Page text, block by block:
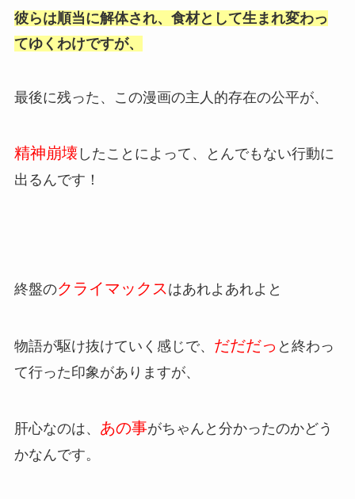
彼らは順当に解体され、食材として生まれ変わっ
てゆくわけですが、
最後に残った、この漫画の主人的存在の公平が、
精神崩壊したことによって、とんでもない行動に
出るんです！
終盤のクライマックス はあれよあれよと
物語が駆け抜けていく感じで、 だだだっ と終わっ
て行った印象がありますが、
肝心なのは、 あの事がちゃんと分かったのかどう
かなんです。